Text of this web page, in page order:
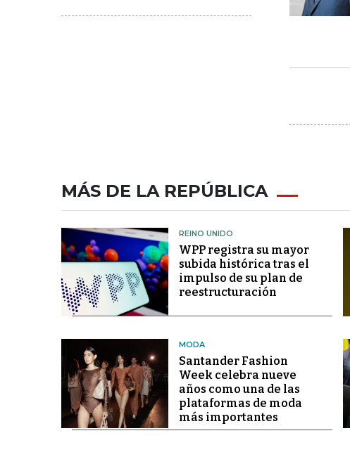
MÁS DE LA REPÚBLICA
REINO UNIDO
WPP registra su mayor
subida histórica tras el
impulso de su plan de
reestructuración
MODA
Santander Fashion
Week celebra nueve
años como una de las
plataformas de moda
más importantes